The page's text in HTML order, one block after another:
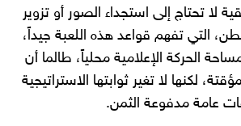
لا تحتاج إلى استجداء الصور أو تزوير
التي تفهم قواعد هذه اللعبة جيداً،
الحركة الإعلامية محلياً، طالما أن
لكنها لا تغير ثوابتها الاستراتيجية
عامة مدفوعة الثمن.